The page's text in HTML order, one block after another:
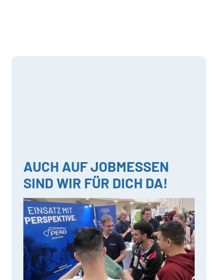
AUCH AUF JOBMESSEN
SIND WIR FÜR DICH DA!